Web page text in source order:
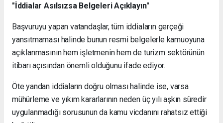
"İddialar Asılsızsa Belgeleri Açıklayın"
Başvuruyu yapan vatandaşlar, tüm iddiaların gerçeği
yansıtmaması halinde bunun resmi belgelerle kamuoyuna
açıklanmasının hem işletmenin hem de turizm sektörünün
itibarı açısından önemli olduğunu ifade ediyor.
Öte yandan iddiaların doğru olması halinde ise, varsa
mühürleme ve yıkım kararlarının neden üç yılı aşkın süredir
uygulanmadığı sorusunun da kamu vicdanını rahatsız ettiği